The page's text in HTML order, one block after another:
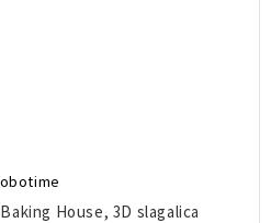
House, 3D slagalica